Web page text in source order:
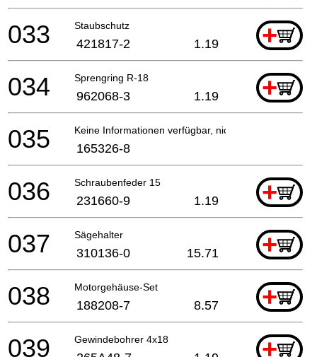
Staubschutz +
033 421817-2 1.19
Sprengring R-18 +
034 962068-3 1.19
Keine Informationen verfügbar, nicht bestellbar
035 165326-8
Schraubenfeder 15 +
036 231660-9 1.19
Sägehalter +
037 310136-0 15.71
Motorgehäuse-Set +
038 188208-7 8.57
Gewindebohrer 4x18 +
039